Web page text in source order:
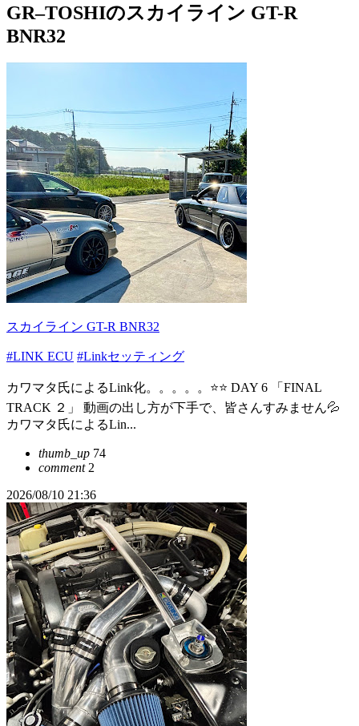
GR–TOSHIのスカイライン GT-R
BNR32
スカイライン GT-R BNR32
#LINK ECU #Linkセッティング
カワマタ氏によるLink化。。。。。⭐️⭐️ DAY 6 「FINAL
TRACK ２」 動画の出し方が下手で、皆さんすみません💦
カワマタ氏によるLin...
thumb_up 74
comment2
2026/08/10 21:36